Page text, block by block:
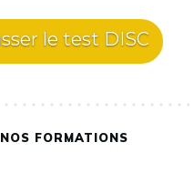
le test DISC
NOS FORMATIONS